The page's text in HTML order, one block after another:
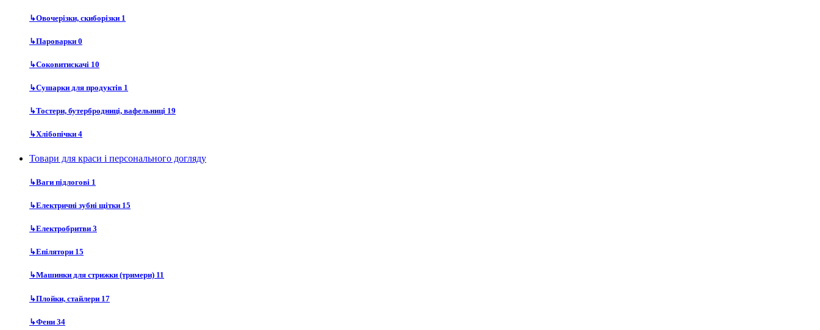
↳Овочерізки, скиборізки 1
↳Пароварки 0
↳Соковитискачі 10
↳Сушарки для продуктів 1
↳Тостери, бутербродниці, вафельниці 19
↳Хлібопічки 4
Товари для краси і персонального догляду
↳Ваги підлогові 1
↳Електричні зубні щітки 15
↳Електробритви 3
↳Епілятори 15
↳Машинки для стрижки (тримери) 11
↳Плойки, стайлери 17
↳Фени 34